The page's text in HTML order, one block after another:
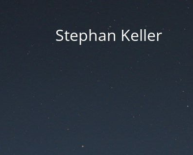
Stephan Keller